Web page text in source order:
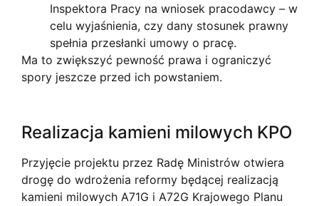
Inspektora Pracy na wniosek pracodawcy – w
celu wyjaśnienia, czy dany stosunek prawny
spełnia przesłanki umowy o pracę.
Ma to zwiększyć pewność prawa i ograniczyć
spory jeszcze przed ich powstaniem.
Realizacja kamieni milowych KPO
Przyjęcie projektu przez Radę Ministrów otwiera
drogę do wdrożenia reformy będącej realizacją
kamieni milowych A71G i A72G Krajowego Planu